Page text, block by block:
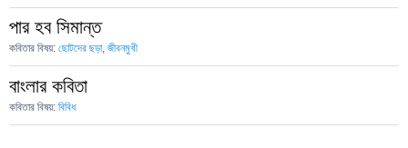
পার হব সিমান্ত
কবিতার বিষয়: ছোটদের ছড়া, জীবনমুখী
বাংলার কবিতা
কবিতার বিষয়: বিবিধ